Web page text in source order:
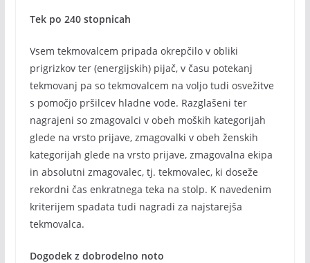
Tek po 240 stopnicah
Vsem tekmovalcem pripada okrepčilo v obliki
prigrizkov ter (energijskih) pijač, v času potekanj
tekmovanj pa so tekmovalcem na voljo tudi osvežitve
s pomočjo pršilcev hladne vode. Razglašeni ter
nagrajeni so zmagovalci v obeh moških kategorijah
glede na vrsto prijave, zmagovalki v obeh ženskih
kategorijah glede na vrsto prijave, zmagovalna ekipa
in absolutni zmagovalec, tj. tekmovalec, ki doseže
rekordni čas enkratnega teka na stolp. K navedenim
kriterijem spadata tudi nagradi za najstarejša
tekmovalca.
Dogodek z dobrodelno noto